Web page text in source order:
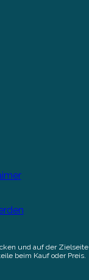
und auf der
beim Kauf oder Preis.